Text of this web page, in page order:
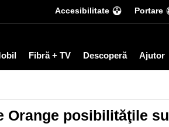
Accesibilitate Portare
Fibră + TV Descoperă Ajutor
Orange posibilităţile